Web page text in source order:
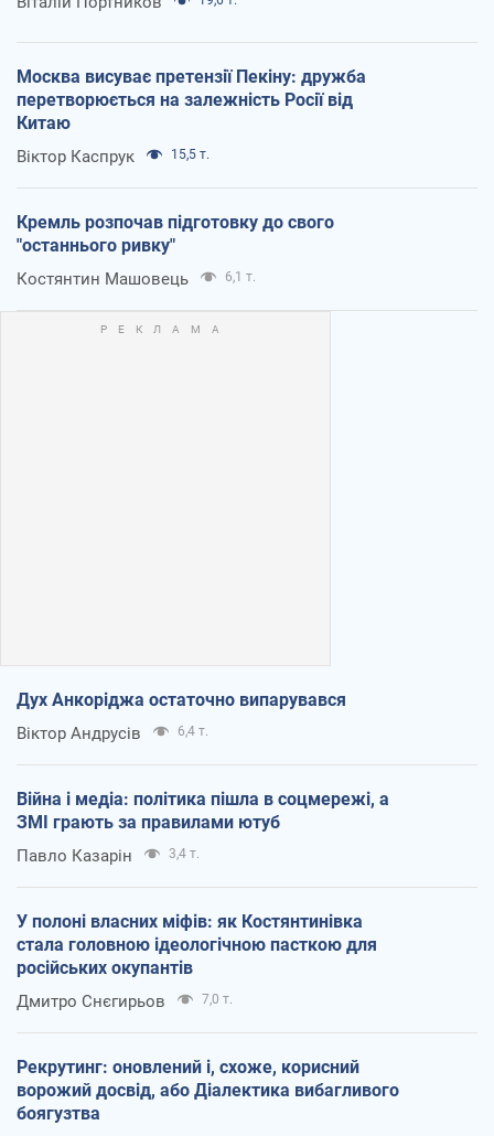
Москва висуває претензії Пекіну: дружба
перетворюється на залежність Росії від
Китаю
Віктор Каспрук 15,5 т.
Кремль розпочав підготовку до свого
"останнього ривку"
Костянтин Машовець 6,1 т.
Дух Анкоріджа остаточно випарувався
Віктор Андрусів 6,4 т.
Війна і медіа: політика пішла в соцмережі, а
ЗМІ грають за правилами ютуб
Павло Казарін 3,4 т.
У полоні власних міфів: як Костянтинівка
стала головною ідеологічною пасткою для
російських окупантів
Дмитро Снєгирьов 7,0 т.
Рекрутинг: оновлений і, схоже, корисний
ворожий досвід, або Діалектика вибагливого
боягузтва